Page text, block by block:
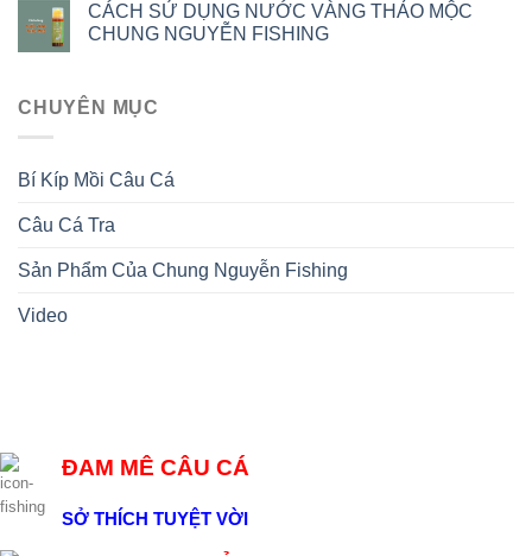
CÁCH SỬ DỤNG NƯỚC VÀNG THẢO MỘC
CHUNG NGUYỄN FISHING
CHUYÊN MỤC
Bí Kíp Mồi Câu Cá
Câu Cá Tra
Sản Phẩm Của Chung Nguyễn Fishing
Video
ĐAM MÊ CÂU CÁ
SỞ THÍCH TUYỆT VỜI